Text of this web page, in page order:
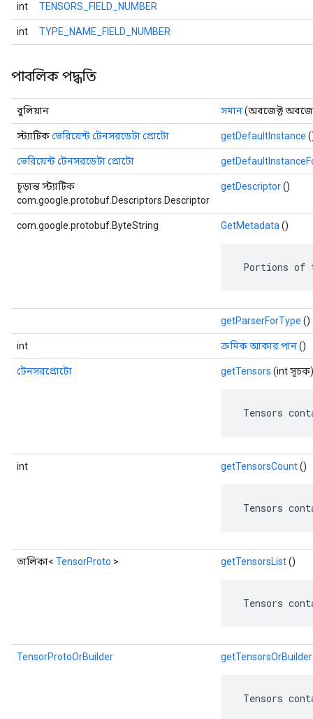
int TENSORS_FIELD_NUMBER
int TYPE_NAME_FIELD_NUMBER
পাবলিক পদ্ধতি
বুলিয়ান সমান(অবজেক্ট
স্ট্যাটিকভেরিয়েন্ট টেনসরডেটা প্রোটো getDefaultInstance
ভেরিয়েন্ট টেনসরডেটা প্রোটো
চূড়ান্ত স্ট্যাটিক
com.google.protobuf.Descriptors.Descriptor
getDescriptor()
com.google.protobuf.ByteString GetMetadata ()
Portions of
getParserForType ()
int ক্রমিক আকার পান()
টেনসরপ্রোটো getTensors (int সূচক)
Tensors
int getTensorsCount()
Tensors
তালিকা< TensorProto > getTensorsList()
Tensors
TensorProtoOrBuilder getTensorsOrBuilder
Tensors